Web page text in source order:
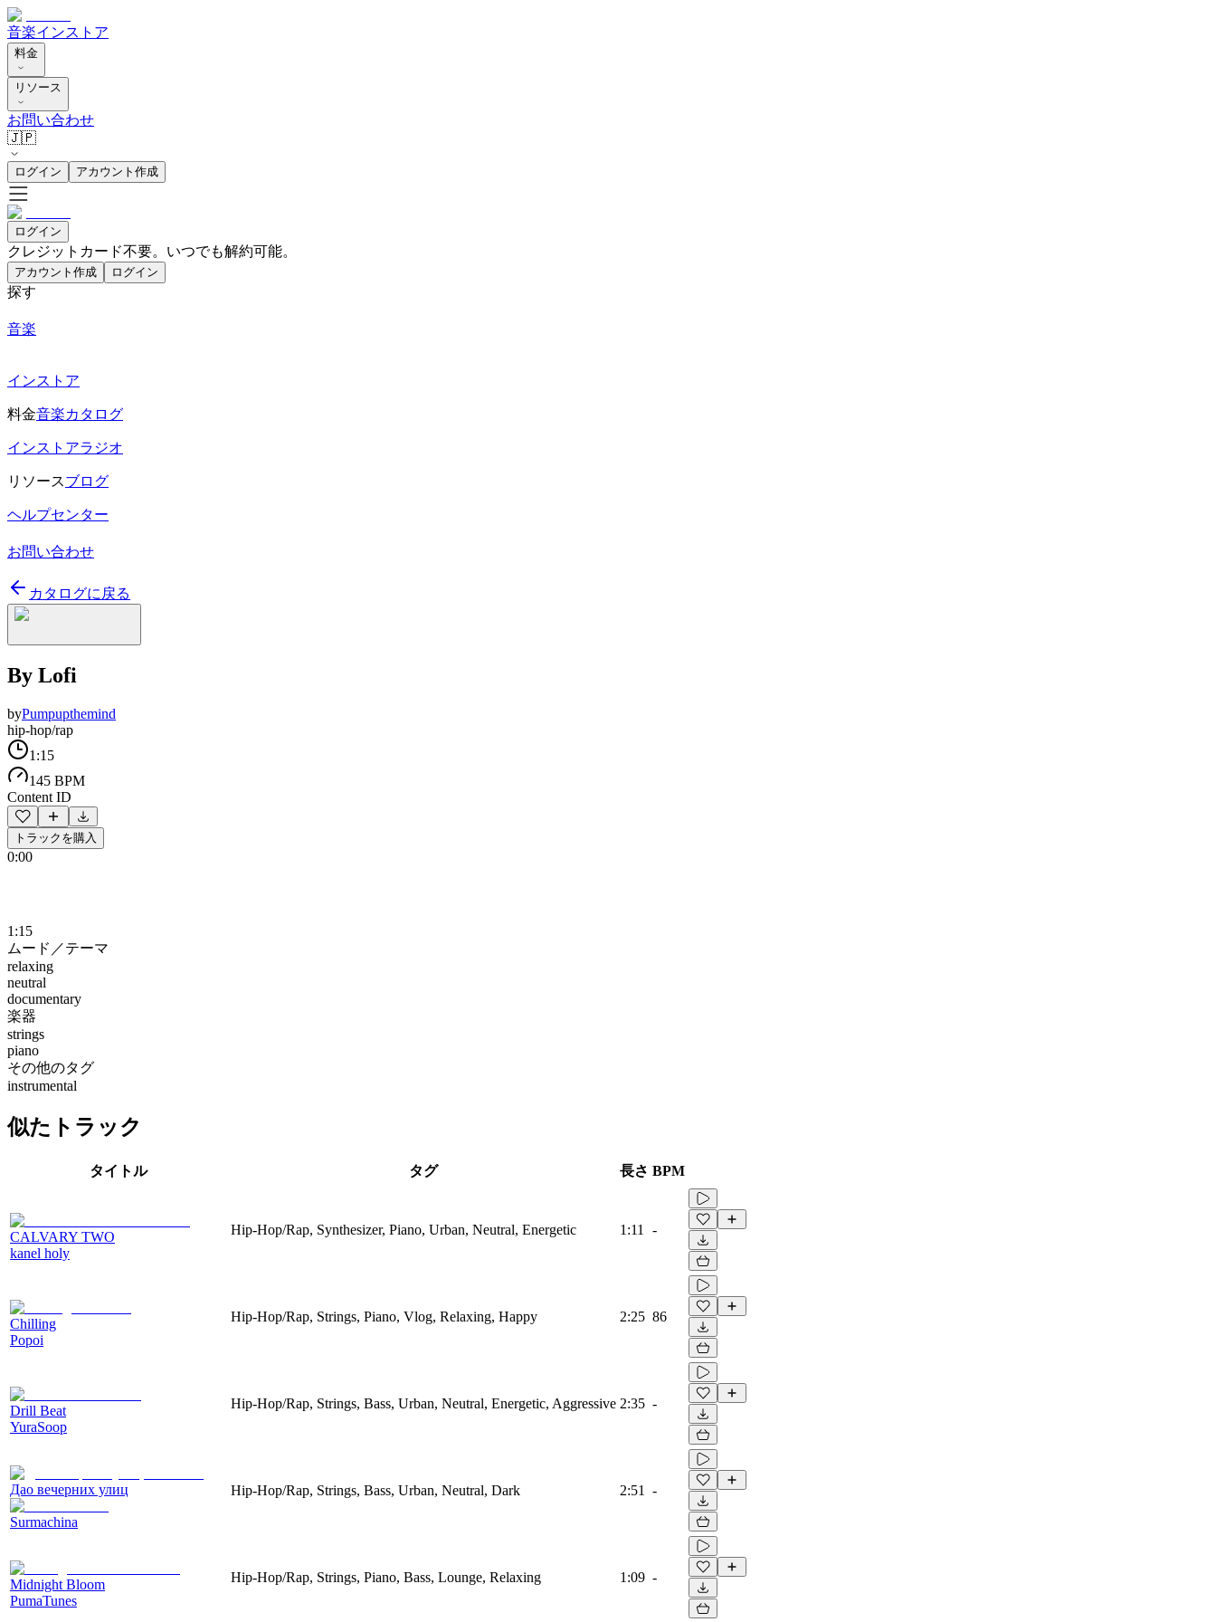
音楽インストア
料金
リソース
お問い合わせ
🇯🇵
ログイン アカウント作成
ログイン
クレジットカード不要。いつでも解約可能。
アカウント作成 ログイン
探す
音楽
インストア
料金音楽カタログ
インストアラジオ
リソースブログ
ヘルプセンター
お問い合わせ
カタログに戻る
By Lofi
byPumpupthemind
hip-hop/rap
1:15
145 BPM
Content ID
トラックを購入
0:00
1:15
ムード／テーマ
relaxing
neutral
documentary
楽器
strings
piano
その他のタグ
instrumental
似たトラック
タイトル タグ 長さ BPM
CALVARY TWO
kanel holy
Hip-Hop/Rap, Synthesizer, Piano, Urban, Neutral, Energetic 1:11 -
Chilling
Popoi
Hip-Hop/Rap, Strings, Piano, Vlog, Relaxing, Happy 2:25 86
Drill Beat
YuraSoop
Hip-Hop/Rap, Strings, Bass, Urban, Neutral, Energetic, Aggressive 2:35 -
Дао вечерних улиц
Surmachina
Hip-Hop/Rap, Strings, Bass, Urban, Neutral, Dark 2:51 -
Midnight Bloom
PumaTunes
Hip-Hop/Rap, Strings, Piano, Bass, Lounge, Relaxing 1:09 -